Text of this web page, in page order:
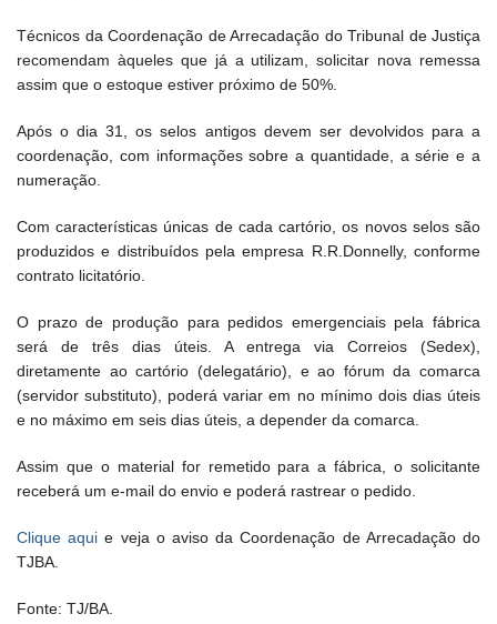
Técnicos da Coordenação de Arrecadação do Tribunal de Justiça
recomendam àqueles que já a utilizam, solicitar nova remessa
assim que o estoque estiver próximo de 50%.
Após o dia 31, os selos antigos devem ser devolvidos para a
coordenação, com informações sobre a quantidade, a série e a
numeração.
Com características únicas de cada cartório, os novos selos são
produzidos e distribuídos pela empresa R.R.Donnelly, conforme
contrato licitatório.
O prazo de produção para pedidos emergenciais pela fábrica
será de três dias úteis. A entrega via Correios (Sedex),
diretamente ao cartório (delegatário), e ao fórum da comarca
(servidor substituto), poderá variar em no mínimo dois dias úteis
e no máximo em seis dias úteis, a depender da comarca.
Assim que o material for remetido para a fábrica, o solicitante
receberá um e-mail do envio e poderá rastrear o pedido.
Clique aqui e veja o aviso da Coordenação de Arrecadação do
TJBA.
Fonte: TJ/BA.